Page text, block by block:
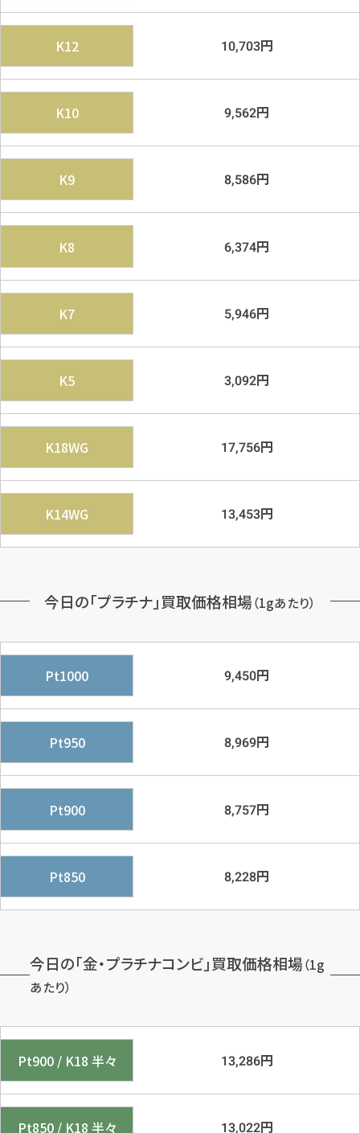
K12 10,703円
K10 9,562円
K9 8,586円
K8 6,374円
K7 5,946円
K5 3,092円
K18WG 17,756円
K14WG 13,453円
今日の「プラチナ」買取価格相場（1gあたり）
Pt1000 9,450円
Pt950 8,969円
Pt900 8,757円
Pt850 8,228円
今日の「金・プラチナコンビ」買取価格相場（1g
あたり）
Pt900 / K18 半々 13,286円
Pt850 / K18 半々 13,022円